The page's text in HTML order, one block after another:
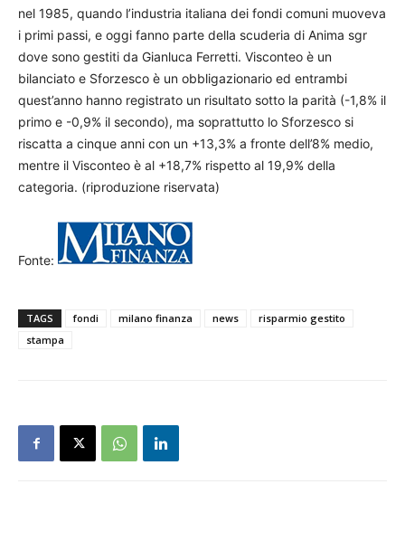
nel 1985, quando l’industria italiana dei fondi comuni muoveva
i primi passi, e oggi fanno parte della scuderia di Anima sgr
dove sono gestiti da Gianluca Ferretti. Visconteo è un
bilanciato e Sforzesco è un obbligazionario ed entrambi
quest’anno hanno registrato un risultato sotto la parità (-1,8% il
primo e -0,9% il secondo), ma soprattutto lo Sforzesco si
riscatta a cinque anni con un +13,3% a fronte dell’8% medio,
mentre il Visconteo è al +18,7% rispetto al 19,9% della
categoria. (riproduzione riservata)
Fonte:
TAGS fondi milano finanza news
risparmio gestito
stampa